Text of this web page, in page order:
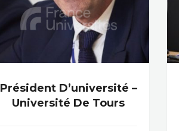
Président D’université –
Université De Tours